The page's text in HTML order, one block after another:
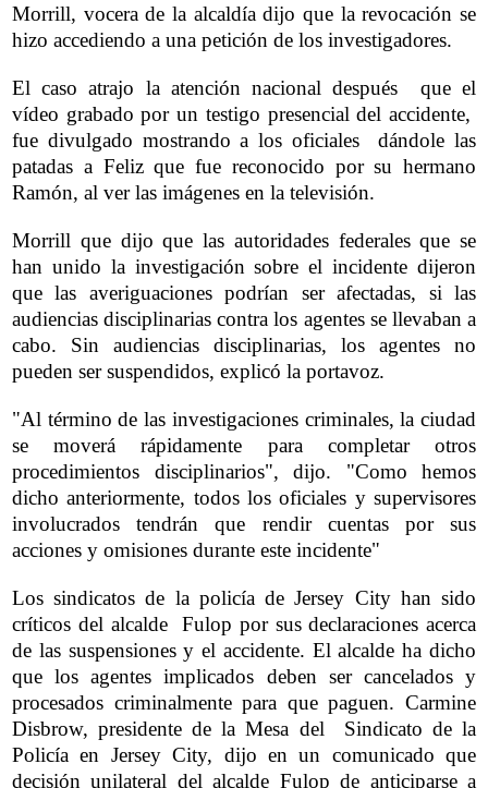
Morrill, vocera de la alcaldía dijo que la revocación se
hizo accediendo a una petición de los investigadores.
El caso atrajo la atención nacional después que el
vídeo grabado por un testigo presencial del accidente,
fue divulgado mostrando a los oficiales dándole las
patadas a Feliz que fue reconocido por su hermano
Ramón, al ver las imágenes en la televisión.
Morrill que dijo que las autoridades federales que se
han unido la investigación sobre el incidente dijeron
que las averiguaciones podrían ser afectadas, si las
audiencias disciplinarias contra los agentes se llevaban a
cabo. Sin audiencias disciplinarias, los agentes no
pueden ser suspendidos, explicó la portavoz.
"Al término de las investigaciones criminales, la ciudad
se moverá rápidamente para completar otros
procedimientos disciplinarios", dijo. "Como hemos
dicho anteriormente, todos los oficiales y supervisores
involucrados tendrán que rendir cuentas por sus
acciones y omisiones durante este incidente"
Los sindicatos de la policía de Jersey City han sido
críticos del alcalde Fulop por sus declaraciones acerca
de las suspensiones y el accidente. El alcalde ha dicho
que los agentes implicados deben ser cancelados y
procesados criminalmente para que paguen. Carmine
Disbrow, presidente de la Mesa del Sindicato de la
Policía en Jersey City, dijo en un comunicado que
decisión unilateral del alcalde Fulop de anticiparse a